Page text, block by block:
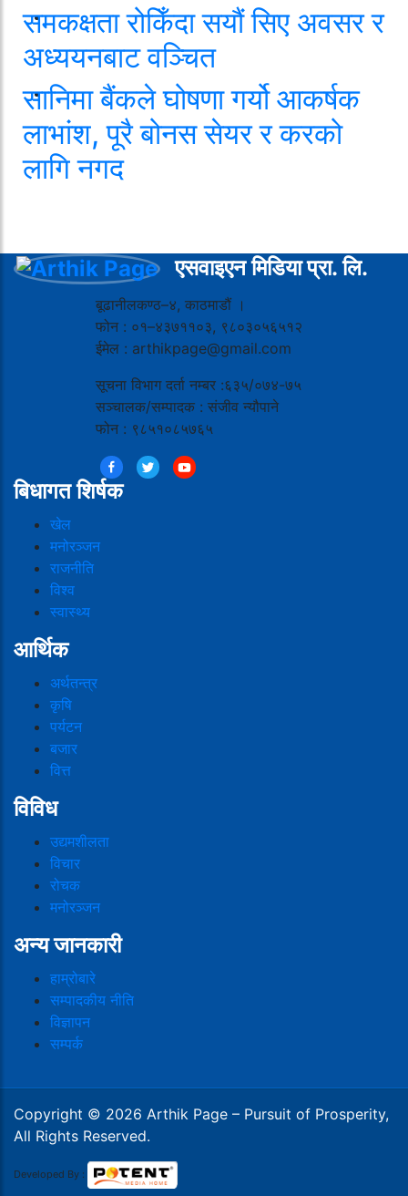
समकक्षता रोकिँदा सयौं सिए अवसर र
अध्ययनबाट वञ्चित
सानिमा बैंकले घोषणा गर्यो आकर्षक
लाभांश, पूरै बोनस सेयर र करको
लागि नगद
एसवाइएन मिडिया प्रा. लि.
बूढानीलकण्ठ–४, काठमाडौं ।
फोन : ०१–४३७११०३, ९८०३०५६५१२
ईमेल : arthikpage@gmail.com
सूचना विभाग दर्ता नम्बर :६३५/०७४-७५
सञ्चालक/सम्पादक : संजीव न्यौपाने
फोन : ९८५१०८५७६५
बिधागत शिर्षक
खेल
मनोरञ्जन
राजनीति
विश्व
स्वास्थ्य
आर्थिक
अर्थतन्त्र
कृषि
पर्यटन
बजार
वित्त
विविध
उद्यमशीलता
विचार
रोचक
मनोरञ्जन
अन्य जानकारी
हाम्रोबारे
सम्पादकीय नीति
विज्ञापन
सम्पर्क
Copyright © 2026 Arthik Page – Pursuit of Prosperity,
All Rights Reserved.
Developed By :